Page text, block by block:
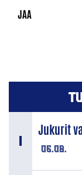
06.08.
Jukurit